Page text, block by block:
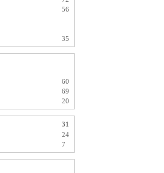
56
35
60
69
20
31
24
7